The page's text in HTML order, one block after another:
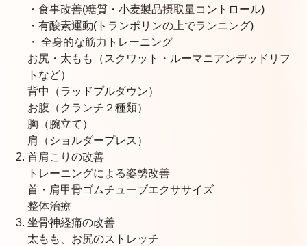
・食事改善(糖質・小麦製品摂取量コントロール)
・有酸素運動(トランポリンの上でランニング)
・ 全身的な筋力トレーニング
お尻・太もも（スクワット・ルーマニアンデッドリフ
トなど）
背中（ラッドプルダウン）
お腹（クランチ２種類）
胸（腕立て）
肩（ショルダープレス）
首肩こりの改善
トレーニングによる姿勢改善
首・肩甲骨ゴムチューブエクササイズ
整体治療
坐骨神経痛の改善
太もも、お尻のストレッチ